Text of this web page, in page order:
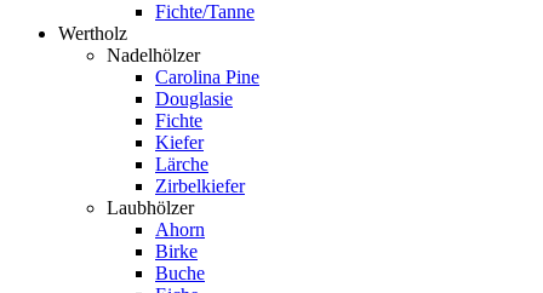
Fichte/Tanne
Wertholz
Nadelhölzer
Carolina Pine
Douglasie
Fichte
Kiefer
Lärche
Zirbelkiefer
Laubhölzer
Ahorn
Birke
Buche